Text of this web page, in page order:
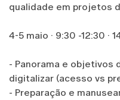
qualidade em projetos
4-5 maio · 9:30 -12:30 ·
- Panorama e objetivos
digitalizar (acesso vs
- Preparação e